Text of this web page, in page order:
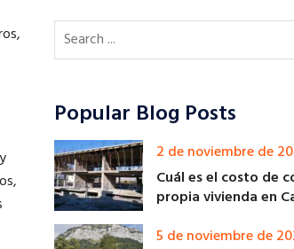
Popular Blog Posts
2 de noviembre de
Cuál es el costo de
propia vivienda en
5 de noviembre de